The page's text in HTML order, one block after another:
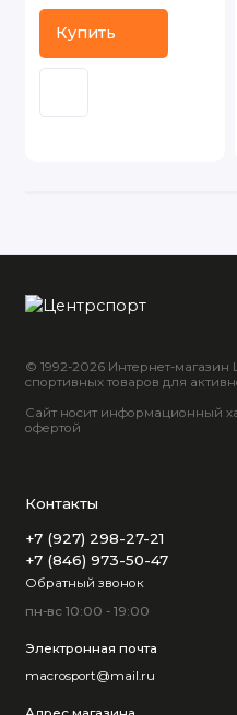
Купить
© 1992-2026 Интернет-
спортивных товаров для
Сайт носит информационный
офертой
Контакты
+7 (927) 298-27-21
+7 (846) 973-50-47
Обратный звонок
пн-вс 10:00 - 19:00
Электронная почта
macrosport@mail.ru